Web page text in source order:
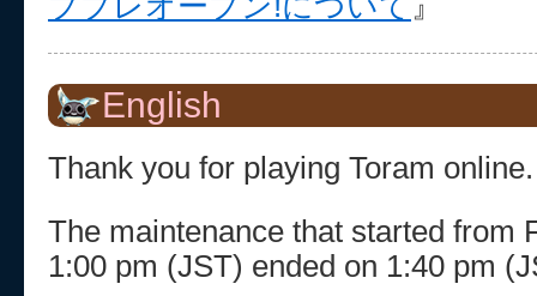
English
Thank you for playing Toram online.
The maintenance that started from
1:00 pm (JST) ended on 1:40 pm